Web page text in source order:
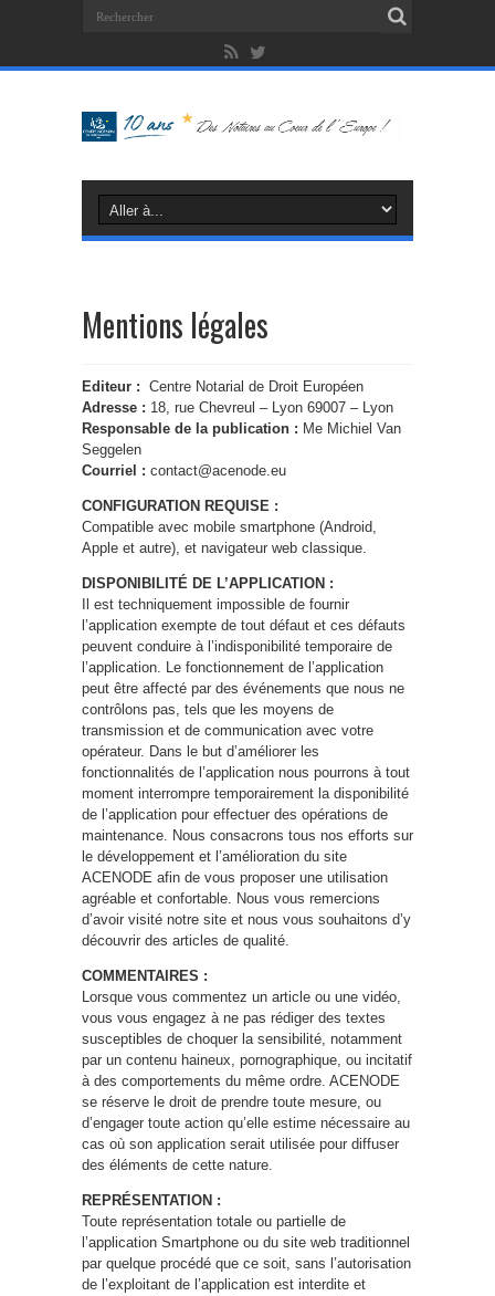
Mentions légales
Editeur : Centre Notarial de Droit Européen
Adresse : 18, rue Chevreul – Lyon 69007 – Lyon
Responsable de la publication : Me Michiel Van
Seggelen
Courriel : contact@acenode.eu
CONFIGURATION REQUISE :
Compatible avec mobile smartphone (Android,
Apple et autre), et navigateur web classique.
DISPONIBILITÉ DE L’APPLICATION :
Il est techniquement impossible de fournir
l’application exempte de tout défaut et ces défauts
peuvent conduire à l’indisponibilité temporaire de
l’application. Le fonctionnement de l’application
peut être affecté par des événements que nous ne
contrôlons pas, tels que les moyens de
transmission et de communication avec votre
opérateur. Dans le but d’améliorer les
fonctionnalités de l’application nous pourrons à tout
moment interrompre temporairement la disponibilité
de l’application pour effectuer des opérations de
maintenance. Nous consacrons tous nos efforts sur
le développement et l’amélioration du site
ACENODE afin de vous proposer une utilisation
agréable et confortable. Nous vous remercions
d’avoir visité notre site et nous vous souhaitons d’y
découvrir des articles de qualité.
COMMENTAIRES :
Lorsque vous commentez un article ou une vidéo,
vous vous engagez à ne pas rédiger des textes
susceptibles de choquer la sensibilité, notamment
par un contenu haineux, pornographique, ou incitatif
à des comportements du même ordre. ACENODE
se réserve le droit de prendre toute mesure, ou
d’engager toute action qu’elle estime nécessaire au
cas où son application serait utilisée pour diffuser
des éléments de cette nature.
REPRÉSENTATION :
Toute représentation totale ou partielle de
l’application Smartphone ou du site web traditionnel
par quelque procédé que ce soit, sans l’autorisation
de l’exploitant de l’application est interdite et